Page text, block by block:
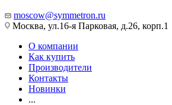
moscow@symmetron.ru
Москва, ул.16-я Парковая, д.26, корп.1
О компании
Как купить
Производители
Контакты
Новинки
...